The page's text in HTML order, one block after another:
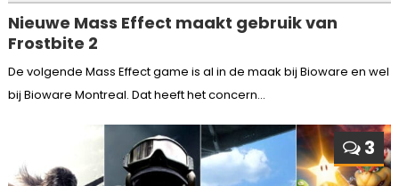
Nieuwe Mass Effect maakt gebruik van
Frostbite 2
De volgende Mass Effect game is al in de maak bij Bioware en wel
bij Bioware Montreal. Dat heeft het concern...
3